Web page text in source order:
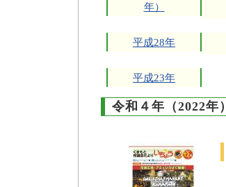
年）
平成28年
平成23年
令和４年（2022年）